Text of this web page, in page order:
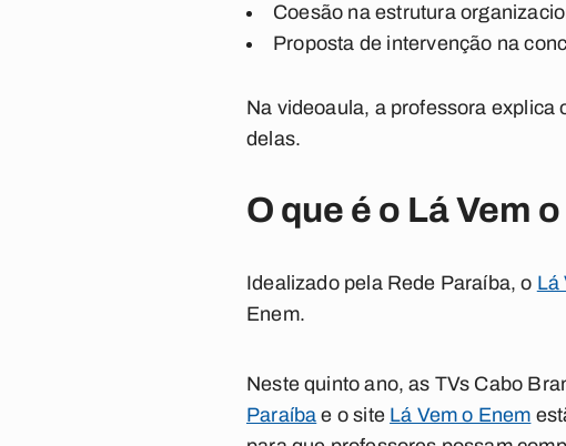
Coesão na estrutura
Proposta de intervenção na
Na videoaula, a professora explica
delas.
O que é o Lá Vem
Idealizado pela Rede Paraíba, o Lá
Enem.
Neste quinto ano, as TVs Cabo
Paraíba e o site Lá Vem o Enem